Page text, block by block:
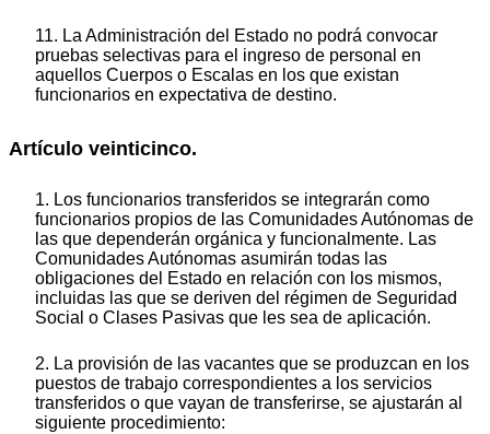
11. La Administración del Estado no podrá convocar
pruebas selectivas para el ingreso de personal en
aquellos Cuerpos o Escalas en los que existan
funcionarios en expectativa de destino.
Artículo veinticinco.
1. Los funcionarios transferidos se integrarán como
funcionarios propios de las Comunidades Autónomas de
las que dependerán orgánica y funcionalmente. Las
Comunidades Autónomas asumirán todas las
obligaciones del Estado en relación con los mismos,
incluidas las que se deriven del régimen de Seguridad
Social o Clases Pasivas que les sea de aplicación.
2. La provisión de las vacantes que se produzcan en los
puestos de trabajo correspondientes a los servicios
transferidos o que vayan de transferirse, se ajustarán al
siguiente procedimiento: